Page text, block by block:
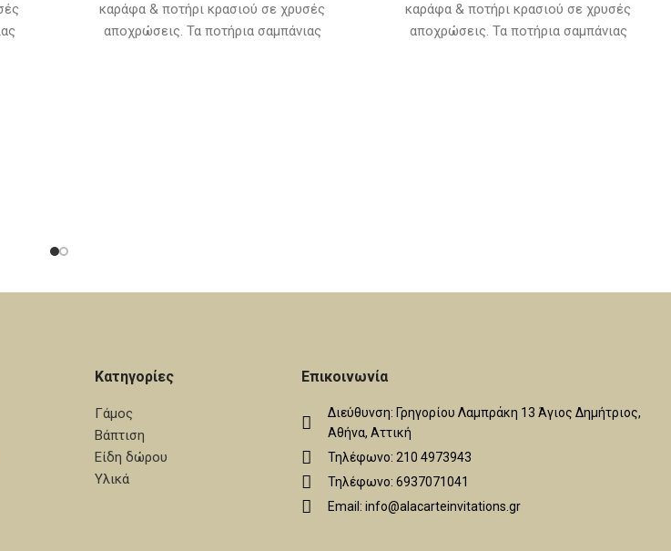
καράφα & ποτήρι κρασιού σε χρυσές
αποχρώσεις. Τα ποτήρια σαμπάνιας
καράφα & ποτήρι κρασιού σε χρυσές
αποχρώσεις. Τα ποτήρια σαμπάνιας
Κατηγορίες
Γάμος
Βάπτιση
Είδη δώρου
Υλικά
Επικοινωνία
Διεύθυνση: Γρηγορίου Λαμπράκη 13 Άγιος Δημήτριος,
Αθήνα, Αττική
Τηλέφωνο: 210 4973943
Τηλέφωνο: 6937071041
Email: info@alacarteinvitations.gr